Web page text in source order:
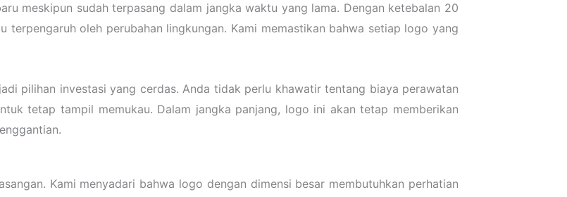
meskipun sudah terpasang dalam jangka waktu yang lama. Dengan ketebalan 20
oleh perubahan lingkungan. Kami memastikan bahwa setiap logo yang
pilihan investasi yang cerdas. Anda tidak perlu khawatir tentang biaya perawatan
tetap tampil memukau. Dalam jangka panjang, logo ini akan tetap memberikan
Kami menyadari bahwa logo dengan dimensi besar membutuhkan perhatian